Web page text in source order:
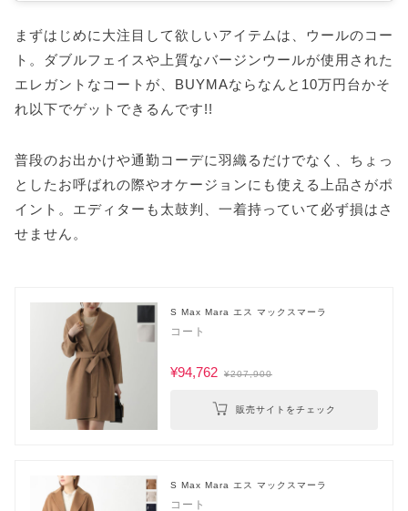
まずはじめに大注目して欲しいアイテムは、ウールのコー
ト。ダブルフェイスや上質なバージンウールが使用された
エレガントなコートが、BUYMAならなんと10万円台かそ
れ以下でゲットできるんです!!
普段のお出かけや通勤コーデに羽織るだけでなく、ちょっ
としたお呼ばれの際やオケージョンにも使える上品さがポ
イント。エディターも太鼓判、一着持っていて必ず損はさ
せません。
S Max Mara エス マックスマーラ
コート
¥94,762 ¥207,900
販売サイトをチェック
S Max Mara エス マックスマーラ
コート